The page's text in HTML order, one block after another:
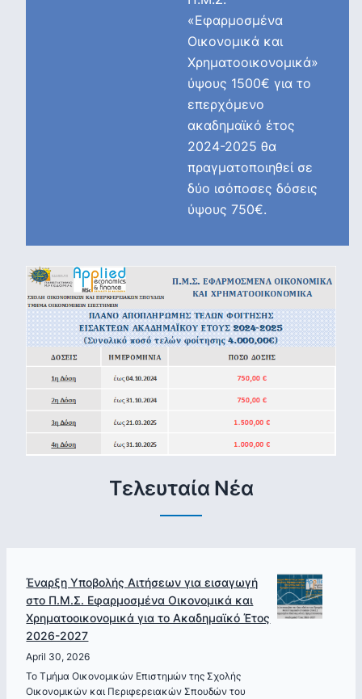
«Εφαρμοσμένα
Οικονομικά και
Χρηματοοικονομικά»
ύψους 1500€ για το
επερχόμενο
ακαδημαϊκό έτος
2024-2025 θα
πραγματοποιηθεί σε
δύο ισόποσες δόσεις
ύψους 750€.
Τελευταία Νέα
Έναρξη Υποβολής Αιτήσεων για εισαγωγή
στο Π.Μ.Σ. Εφαρμοσμένα Οικονομικά και
Χρηματοοικονομικά για το Ακαδημαϊκό Έτος
2026-2027
April 30, 2026
Το Τμήμα Οικονομικών Επιστημών της Σχολής
Οικονομικών και Περιφερειακών Σπουδών του